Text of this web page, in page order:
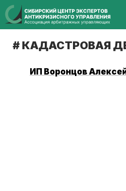
КАДАСТРОВАЯ
ИП Воронцов